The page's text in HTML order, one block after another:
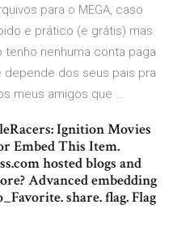
para o MEGA, caso
e prático (e grátis) mas
nenhuma conta paga
depende dos seus pais pra
meus amigos que …
Ignition Movies
Embed This Item.
hosted blogs and
Advanced embedding
share. flag. Flag